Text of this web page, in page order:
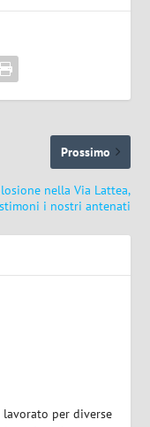
Prossimo
nella Via Lattea,
i nostri antenati
per diverse